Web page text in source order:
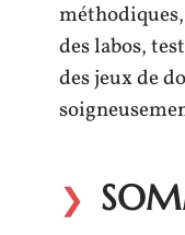
des labos,
des jeux de